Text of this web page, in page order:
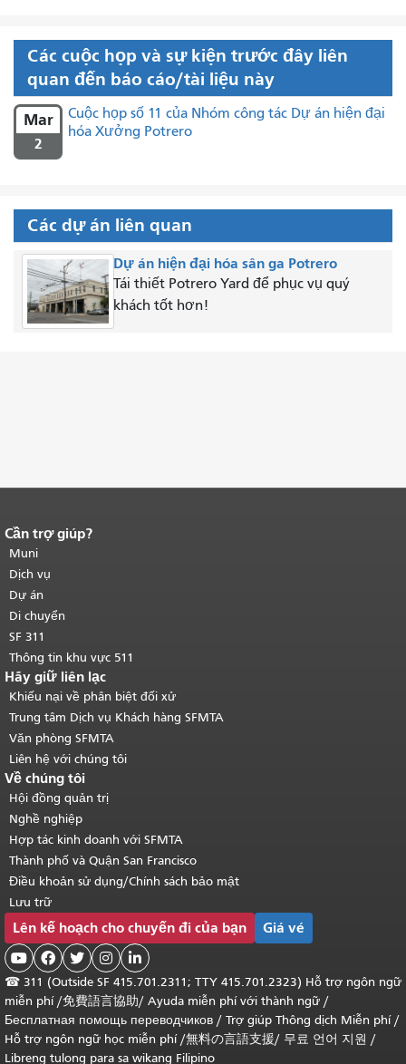
Các cuộc họp và sự kiện trước đây liên
quan đến báo cáo/tài liệu này
Mar
2
Cuộc họp số 11 của Nhóm công tác Dự án hiện đại
hóa Xưởng Potrero
Các dự án liên quan
Dự án hiện đại hóa sân ga Potrero
Tái thiết Potrero Yard để phục vụ quý
khách tốt hơn!
Kết thúc nội dung trang.
của trang này được lặp lại trên mọi
trang.Quay lại đầu trang nội dung
chính.
Cần trợ giúp?
Muni
Dịch vụ
Dự án
Di chuyển
SF 311
Thông tin khu vực 511
Hãy giữ liên lạc
Khiếu nại về phân biệt đối xử
Trung tâm Dịch vụ Khách hàng SFMTA
Văn phòng SFMTA
Liên hệ với chúng tôi
Về chúng tôi
Hội đồng quản trị
Nghề nghiệp
Hợp tác kinh doanh với SFMTA
Thành phố và Quận San Francisco
Điều khoản sử dụng/Chính sách bảo mật
Lưu trữ
Lên kế hoạch cho chuyến đi của bạn Giá vé
    
☎ 311 (Outside SF 415.701.2311; TTY 415.701.2323) Hỗ trợ ngôn ngữ
miễn phí /免費語言協助/ Ayuda miễn phí với thành ngữ /
Бесплатная помощь переводчиков / Trợ giúp Thông dịch Miễn phí/
Hỗ trợ ngôn ngữ học miễn phí/無料の言語支援/ 무료 언어 지원 /
Libreng tulong para sa wikang Filipino